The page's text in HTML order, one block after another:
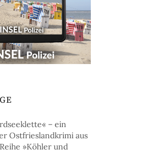
– ein
Ostfrieslandkrimi aus
»Köhler und